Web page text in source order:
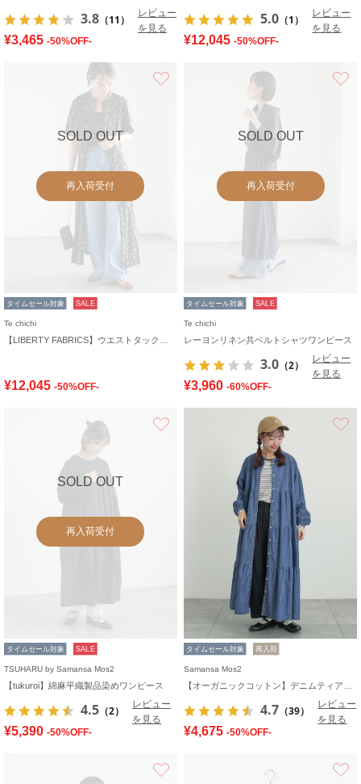
3.8 （11）
レビュー
を見る
¥3,465 -50%OFF-
5.0 （1）
レビュー
を見る
¥12,045 -50%OFF-
SOLD OUT
再入荷受付
タイムセール対象 SALE
Te chichi
¥12,045 -50%OFF-
SOLD OUT
再入荷受付
タイムセール対象 SALE
Te chichi
レーヨンリネン共ベルトシャツワンピース
3.0 （2）
レビュー
を見る
¥3,960 -60%OFF-
SOLD OUT
再入荷受付
タイムセール対象 SALE
TSUHARU by Samansa Mos2
【tukuroi】綿麻平織製品染めワンピース
4.5 （2）
レビュー
を見る
¥5,390 -50%OFF-
タイムセール対象 再入荷
Samansa Mos2
4.7 （39）
レビュー
を見る
¥4,675 -50%OFF-